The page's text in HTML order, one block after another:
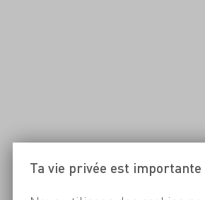
Ta vie privée est importante